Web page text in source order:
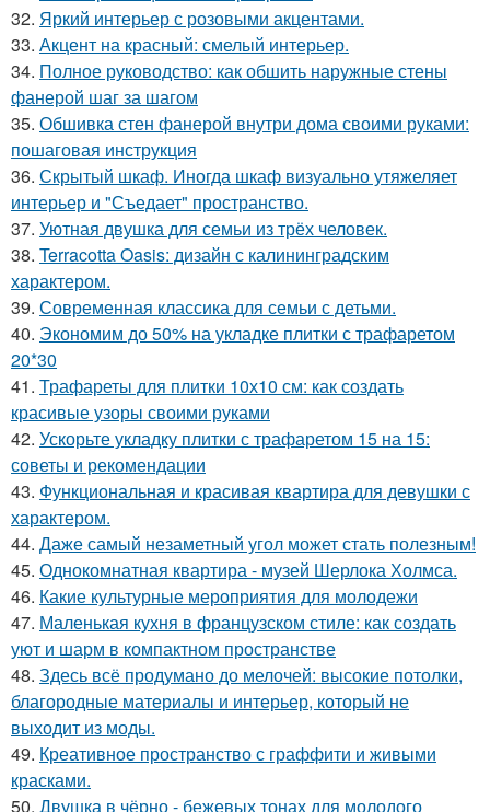
32. Яркий интерьер с розовыми акцентами.
33. Акцент на красный: смелый интерьер.
34. Полное руководство: как обшить наружные стены
фанерой шаг за шагом
35. Обшивка стен фанерой внутри дома своими руками:
пошаговая инструкция
36. Скрытый шкаф. Иногда шкаф визуально утяжеляет
интерьер и "Съедает" пространство.
37. Уютная двушка для семьи из трёх человек.
38. Terracotta Oasis: дизайн с калининградским
характером.
39. Современная классика для семьи с детьми.
40. Экономим до 50% на укладке плитки с трафаретом
20*30
41. Трафареты для плитки 10х10 см: как создать
красивые узоры своими руками
42. Ускорьте укладку плитки с трафаретом 15 на 15:
советы и рекомендации
43. Функциональная и красивая квартира для девушки с
характером.
44. Даже самый незаметный угол может стать полезным!
45. Однокомнатная квартира - музей Шерлока Холмса.
46. Какие культурные мероприятия для молодежи
47. Маленькая кухня в французском стиле: как создать
уют и шарм в компактном пространстве
48. Здесь всё продумано до мелочей: высокие потолки,
благородные материалы и интерьер, который не
выходит из моды.
49. Креативное пространство с граффити и живыми
красками.
50. Двушка в чёрно - бежевых тонах для молодого